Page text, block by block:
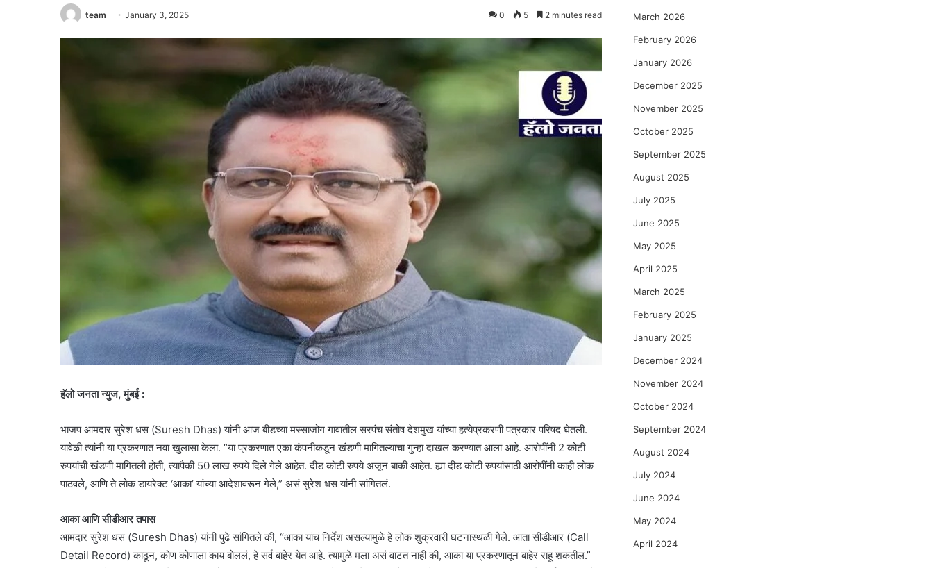
team January 3, 2025 0 5 2 minutes read
हॅलो जनता न्युज, मुंबई :
भाजप आमदार सुरेश धस (Suresh Dhas) यांनी आज बीडच्या मस्साजोग गावातील सरपंच संतोष देशमुख यांच्या हत्येप्रकरणी पत्रकार परिषद घेतली.
यावेळी त्यांनी या प्रकरणात नवा खुलासा केला. “या प्रकरणात एका कंपनीकडून खंडणी मागितल्याचा गुन्हा दाखल करण्यात आला आहे. आरोपींनी 2 कोटी
रुपयांची खंडणी मागितली होती, त्यापैकी 50 लाख रुपये दिले गेले आहेत. दीड कोटी रुपये अजून बाकी आहेत. ह्या दीड कोटी रुपयांसाठी आरोपींनी काही लोक
पाठवले, आणि ते लोक डायरेक्ट ‘आका’ यांच्या आदेशावरून गेले,” असं सुरेश धस यांनी सांगितलं.
आका आणि सीडीआर तपास
आमदार सुरेश धस (Suresh Dhas) यांनी पुढे सांगितले की, “आका यांचं निर्देश असल्यामुळे हे लोक शुक्रवारी घटनास्थळी गेले. आता सीडीआर (Call
Detail Record) काढून, कोण कोणाला काय बोललं, हे सर्व बाहेर येत आहे. त्यामुळे मला असं वाटत नाही की, आका या प्रकरणातून बाहेर राहू शकतील.”
March 2026
February 2026
January 2026
December 2025
November 2025
October 2025
September 2025
August 2025
July 2025
June 2025
May 2025
April 2025
March 2025
February 2025
January 2025
December 2024
November 2024
October 2024
September 2024
August 2024
July 2024
June 2024
May 2024
April 2024